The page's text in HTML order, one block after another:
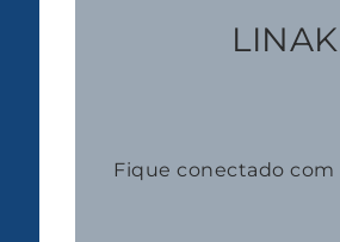
Fique conectado com